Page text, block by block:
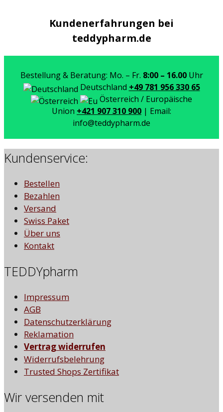
Kundenerfahrungen bei
teddypharm.de
Bestellung & Beratung: Mo. – Fr. 8:00 – 16.00Uhr
Deutschland +49 781 956 330 65
Österreich / Europäische
Union +421 907 310 900 | Email:
info@teddypharm.de
Kundenservice:
Bestellen
Bezahlen
Versand
Swiss Paket
Über uns
Kontakt
TEDDYpharm
Impressum
AGB
Datenschutzerklärung
Reklamation
Vertrag widerrufen
Widerrufsbelehrung
Trusted Shops Zertifikat
Wir versenden mit